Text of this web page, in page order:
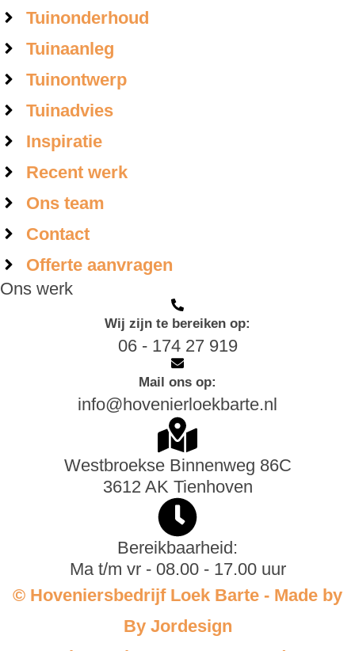
Tuinonderhoud
Tuinaanleg
Tuinontwerp
Tuinadvies
Inspiratie
Recent werk
Ons team
Contact
Offerte aanvragen
Ons werk
Wij zijn te bereiken op:
06 - 174 27 919
Mail ons op:
info@hovenierloekbarte.nl
Westbroekse Binnenweg 86C
3612 AK Tienhoven
Bereikbaarheid:
Ma t/m vr - 08.00 - 17.00 uur
© Hoveniersbedrijf Loek Barte - Made by
By Jordesign